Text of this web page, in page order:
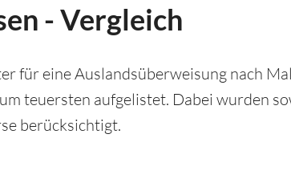
- Vergleich
für eine Auslandsüberweisung nach
teuersten aufgelistet. Dabei wurden
berücksichtigt.